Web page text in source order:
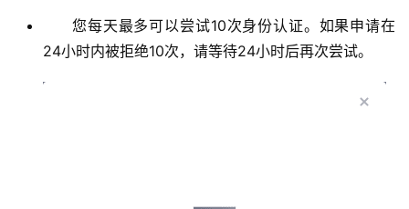
您每天最多可以尝试10次身份认证。如果申请在
24小时内被拒绝10次，请等待24小时后再次尝试。